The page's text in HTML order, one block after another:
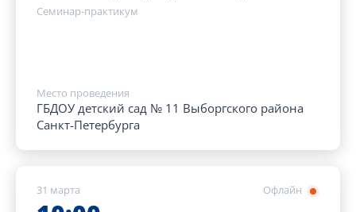
Семинар-практикум
Место проведения
ГБДОУ детский сад № 11 Выборгского района
Санкт-Петербурга
Офлайн
31 марта